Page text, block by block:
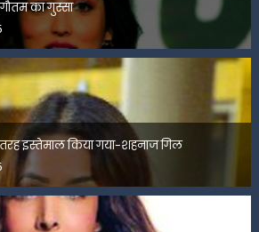
का गुस्सा
इस्तेमाल किया गया-शहनाज गिल